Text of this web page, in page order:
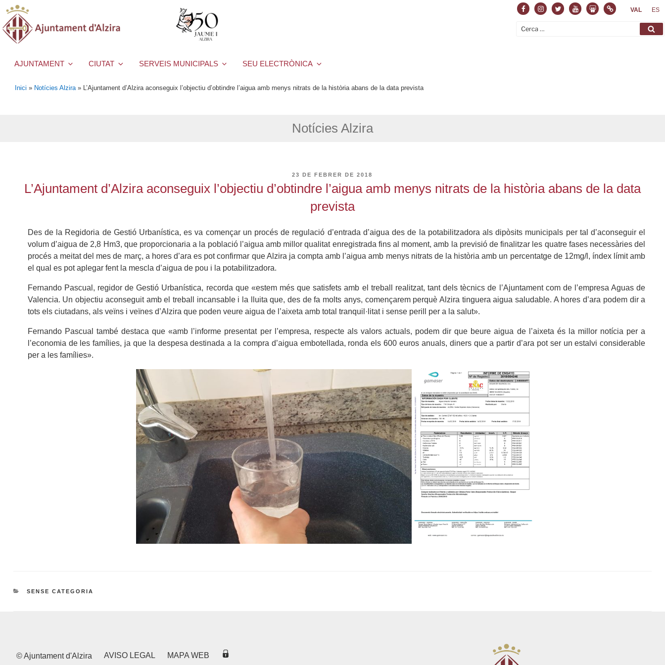
FacebookInstagram
TwitterYoutubeSlideshare
NormasVAL ES
Cerca:
AJUNTAMENT CIUTAT SERVEIS MUNICIPALS SEU ELECTRÒNICA
Inici » Notícies Alzira » L’Ajuntament d’Alzira aconseguix l’objectiu d’obtindre l’aigua amb menys nitrats de la història abans de la data prevista
Notícies Alzira
PUBLICAT
23 DE FEBRER DE 2018
L’Ajuntament d’Alzira aconseguix l’objectiu d’obtindre l’aigua amb menys nitrats de la història abans de la data
prevista
Des de la Regidoria de Gestió Urbanística, es va començar un procés de regulació d’entrada d’aigua des de la potabilitzadora als dipòsits municipals per tal d’aconseguir el
volum d’aigua de 2,8 Hm3, que proporcionaria a la població l’aigua amb millor qualitat enregistrada fins al moment, amb la previsió de finalitzar les quatre fases necessàries del
procés a meitat del mes de març, a hores d’ara es pot confirmar que Alzira ja compta amb l’aigua amb menys nitrats de la història amb un percentatge de 12mg/l, índex límit amb
el qual es pot aplegar fent la mescla d’aigua de pou i la potabilitzadora.
Fernando Pascual, regidor de Gestió Urbanística, recorda que «estem més que satisfets amb el treball realitzat, tant dels tècnics de l’Ajuntament com de l’empresa Aguas de
Valencia. Un objectiu aconseguit amb el treball incansable i la lluita que, des de fa molts anys, començarem perquè Alzira tinguera aigua saludable. A hores d’ara podem dir a
tots els ciutadans, als veïns i veïnes d’Alzira que poden veure aigua de l’aixeta amb total tranquil·litat i sense perill per a la salut».
Fernando Pascual també destaca que «amb l’informe presentat per l’empresa, respecte als valors actuals, podem dir que beure aigua de l’aixeta és la millor notícia per a
l’economia de les famílies, ja que la despesa destinada a la compra d’aigua embotellada, ronda els 600 euros anuals, diners que a partir d’ara pot ser un estalvi considerable
per a les famílies».
CATEGORIES
SENSE CATEGORIA
© Ajuntament d'Alzira AVISO LEGAL MAPA WEB